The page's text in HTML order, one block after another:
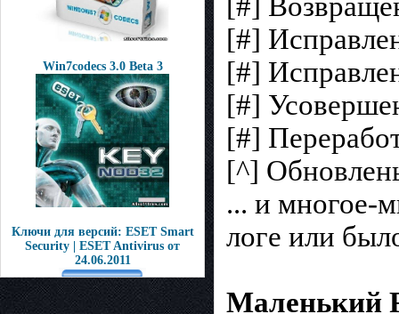
Win7codecs 3.0 Beta 3
Ключи для версий: ESET Smart
Security | ESET Antivirus от
24.06.2011
[#]
[#]
[#]
[#]
[^]
... и многое-
логе или
Маленький